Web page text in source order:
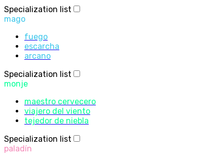
Specialization list
mago
fuego
escarcha
arcano
Specialization list
monje
maestro cervecero
viajero del viento
tejedor de niebla
Specialization list
paladín